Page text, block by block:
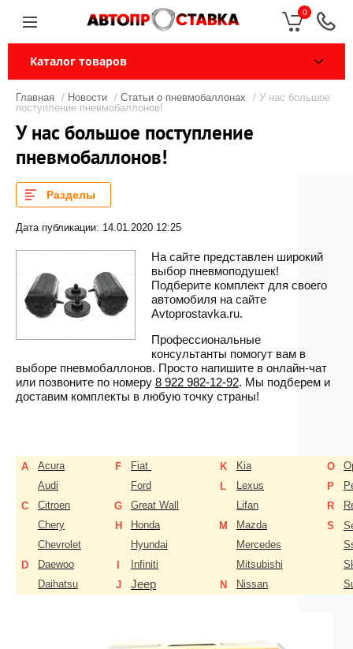
0
Каталог товаров
Главная / Новости / Статьи о пневмобаллонах
/ У нас большое
поступление пневмобаллонов!
У нас большое поступление
пневмобаллонов!
Разделы
Дата публикации: 14.01.2020 12:25
На сайте представлен широкий
выбор пневмоподушек!
Подберите комплект для своего
автомобиля на сайте
Avtoprostavka.ru.
Профессиональные
консультанты помогут вам в
выборе пневмобаллонов. Просто напишите в онлайн-чат
или позвоните по номеру 8 922 982-12-92. Мы подберем и
доставим комплекты в любую точку страны!
A Acura F Fiat K Kia O
Audi
Ford L Lexus P
C
Citroen G Great Wall Lifan R
Chery
H Honda M Mazda S
Chevrolet
Hyundai Mercedes
D
Daewoo Infiniti Mitsubishi
Daihatsu
J Jeep N Nissan